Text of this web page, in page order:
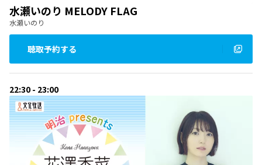
水瀬いのり MELODY FLAG
水瀬いのり
聴取予約する
22:30 - 23:00